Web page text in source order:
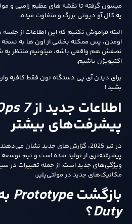
یه کال آو دیوتی بزرگ و متفاوت میده.
البته فراموش نکنیم که این اطلاعات از
اومدن، پس ممکنه بخشی از اون‌ ها به نسخه
اکتیویژن باشیم.
برای دیدن آی پی دستگاه تون فقط کافیه
بشید !
اطلاعات جدید از7
پیشرفت‌های بیشتر
در تیر 2025، گزارش‌های جدید نشان می‌دهند که
پیشرفته‌تری از تولید شده است و تیم
ویژگی‌های جدید است. از جمله تغییرات در
مکانیک‌های جدید در مولتی‌پلیر.
بازگشتPrototype
Duty؟